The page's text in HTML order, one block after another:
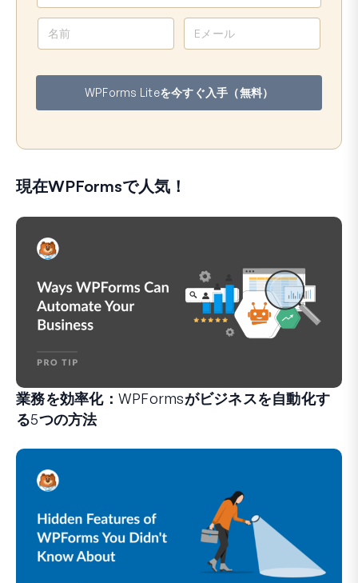
ア
ド
レ
WPForms Liteを今すぐ入手（無料）
現在WPFormsで人気！
業務を効率化：WPFormsがビジネスを自動化す
る5つの方法